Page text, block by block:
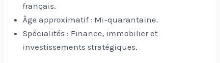
français.
Âge approximatif : Mi-quarantaine.
Spécialités : Finance, immobilier et
investissements stratégiques.